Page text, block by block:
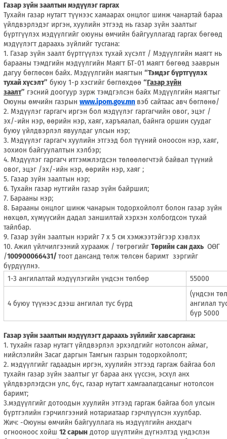
Газар зүйн заалтын мэдүүлэг гаргах
Тухайн газар нутагт түүнээс хамаарах онцлог шинж чанартай бараа
үйлдвэрлэдэг иргэн, хуулийн этгээд нь газар зүйн заалтыг
бүртгүүлэх мэдүүлгийг оюуны өмчийн байгууллагад гаргах бөгөөд
мэдүүлэгт дараахь зүйлийг тусгана:
1. Газар зүйн заалт бүртгүүлэх тухай хүсэлт / Мэдүүлгийн маягт нь
барааны тэмдгийн мэдүүлгийн Маягт БТ-01 маягт бөгөөд зааврын
дагуу бөглөсөн байх. Мэдүүлгийн маягтын “Тэмдэг бүртгүүлэх
тухай хүсэлт” буюу 1-р хэсгийг бөглөхдөө “Газар зүйн
заалт” гэсний доогуур зурж тэмдгэлсэн байх Мэдүүлгийн маягтыг
Оюуны өмчийн газрын www.ipom.gov.mn вэб сайтаас авч бөглөнө/
2. Мэдүүлэг гаргагч иргэн бол мэдүүлэг гаргагчийн овог, эцэг /
эх/-ийн нэр, өөрийн нэр, хаяг, харъяалал, байнга оршин суудаг
буюу үйлдвэрлэл явуулдаг улсын нэр;
3. Мэдүүлэг гаргагч хуулийн этгээд бол түүний оноосон нэр, хаяг,
зохион байгуулалтын хэлбэр;
4. Мэдүүлэг гаргагч итгэмжлэгдсэн төлөөлөгчтэй байвал түүний
овог, эцэг /эх/-ийн нэр, өөрийн нэр, хаяг ;
5. Газар зүйн заалтын нэр;
6. Тухайн газар нутгийн газар зүйн байршил;
7. Барааны нэр;
8. Барааны онцлог шинж чанарын тодорхойлолт болон газар зүйн
нөхцөл, хүмүүсийн дадал заншилтай хэрхэн холбогдсон тухай
тайлбар.
9. Газар зүйн заалтын нэрийг 7 х 5 см хэмжээтэйгээр хэвлэх
10. Ажил үйлчилгээний хураамж / төгрөгийг Төрийн сан дахь ОӨГ
/100900066431/ тоот дансанд төлж төлсөн баримт зэргийг
бүрдүүлнэ.
1-3 ангилалтай мэдүүлэгийн үндсэн төлбөр
55000
4 буюу түүнээс дээш ангилал тус бүрд
(үндсэн
ангилал
бүр 5000
Газар зүйн заалтын мэдүүлэгт дараахь зүйлийг хавсаргана:
1. тухайн газар нутагт үйлдвэрлэл эрхэлдгийг нотолсон аймаг,
нийслэлийн Засаг даргын Тамгын газрын тодорхойлолт;
2. мэдүүлгийг гадаадын иргэн, хуулийн этгээд гаргаж байгаа бол
тухайн газар зүйн заалтыг уг бараа анх үүссэн, эсхүл анх
үйлдвэрлэгдсэн улс, бүс, газар нутагт хамгаалагдсаныг нотолсон
баримт;
3.мэдүүлгийг дотоодын хуулийн этгээд гаргаж байгаа бол улсын
бүртгэлийн гэрчилгээний нотариатаар гэрчлүүлсэн хуулбар.
Жич: -Оюуны өмчийн байгууллага нь мэдүүлгийн анхдагч
огнооноос хойш 12 сарын дотор шүүлтийн дүгнэлтэд үндэслэн